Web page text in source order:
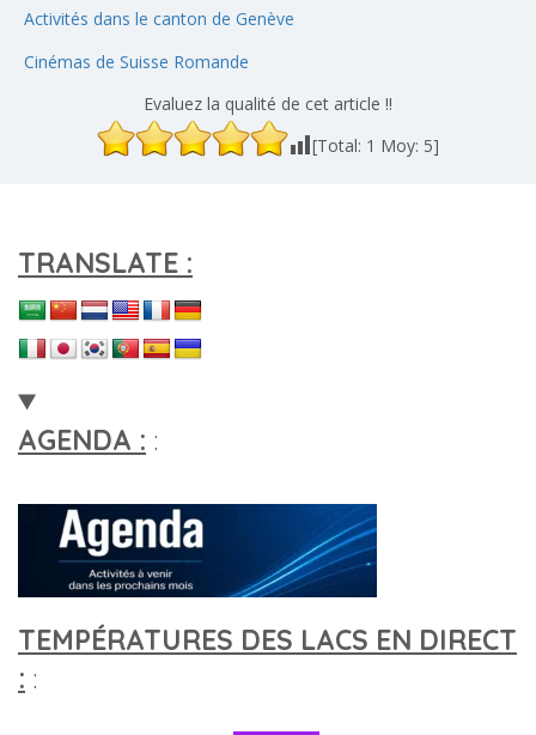
Activités dans le canton de Genève
Cinémas de Suisse Romande
Evaluez la qualité de cet article !!
[Total: 1 Moy: 5]
TRANSLATE :
AGENDA : :
TEMPÉRATURES DES LACS EN DIRECT
: :